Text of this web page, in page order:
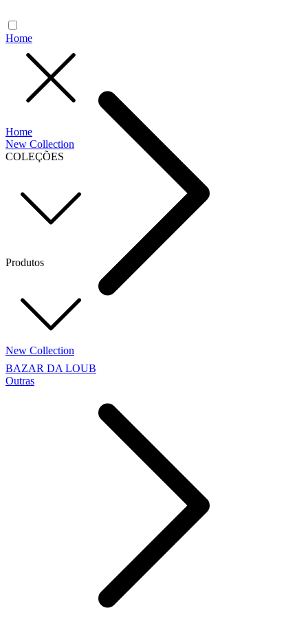
Home
New Collection
COLEÇÕES
Produtos
BAZAR DA LOUB
Outras
Home
New Collection